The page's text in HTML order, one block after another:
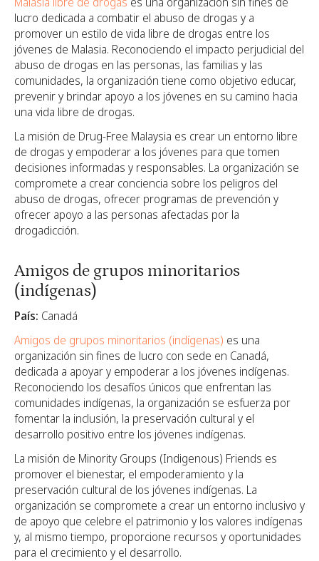
lucro dedicada a combatir el abuso de drogas y a
promover un estilo de vida libre de drogas entre los
jóvenes de Malasia. Reconociendo el impacto perjudicial del
abuso de drogas en las personas, las familias y las
comunidades, la organización tiene como objetivo educar,
prevenir y brindar apoyo a los jóvenes en su camino hacia
una vida libre de drogas.
La misión de Drug-Free Malaysia es crear un entorno libre
de drogas y empoderar a los jóvenes para que tomen
decisiones informadas y responsables. La organización se
compromete a crear conciencia sobre los peligros del
abuso de drogas, ofrecer programas de prevención y
ofrecer apoyo a las personas afectadas por la
drogadicción.
Amigos de grupos minoritarios
(indígenas)
País: Canadá
Amigos de grupos minoritarios (indígenas) es una
organización sin fines de lucro con sede en Canadá,
dedicada a apoyar y empoderar a los jóvenes indígenas.
Reconociendo los desafíos únicos que enfrentan las
comunidades indígenas, la organización se esfuerza por
fomentar la inclusión, la preservación cultural y el
desarrollo positivo entre los jóvenes indígenas.
La misión de Minority Groups (Indigenous) Friends es
promover el bienestar, el empoderamiento y la
preservación cultural de los jóvenes indígenas. La
organización se compromete a crear un entorno inclusivo y
de apoyo que celebre el patrimonio y los valores indígenas
y, al mismo tiempo, proporcione recursos y oportunidades
para el crecimiento y el desarrollo.